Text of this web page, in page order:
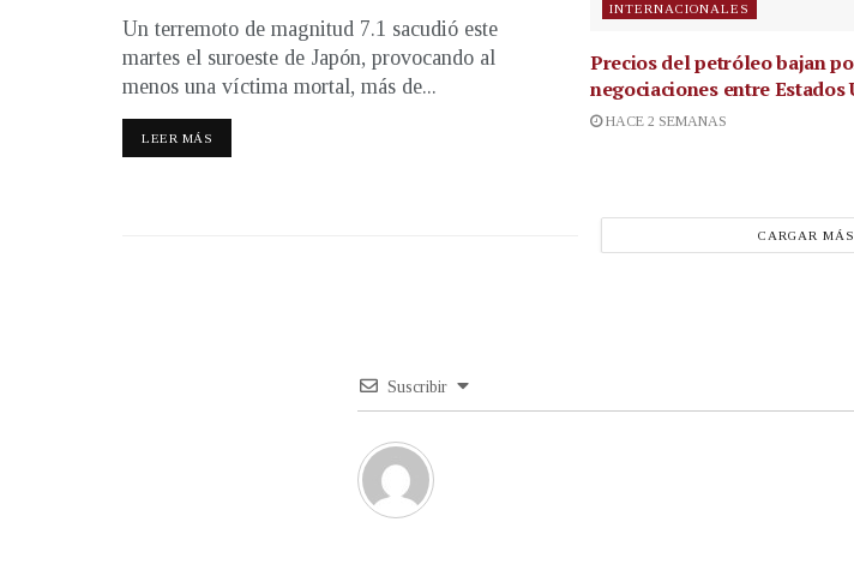
Un terremoto de magnitud 7.1 sacudió este
martes el suroeste de Japón, provocando al
menos una víctima mortal, más de...
LEER MÁS
INTERNACIONALES
Precios del petróleo bajan
negociaciones entre Estados
HACE 2 SEMANAS
CARGAR MÁS
Suscribir